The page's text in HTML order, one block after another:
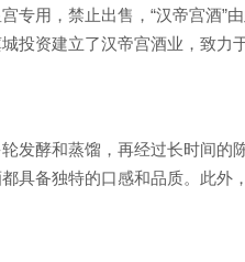
专用，禁止出售，“汉帝宫酒”
投资建立了汉帝宫酒业，致力
发酵和蒸馏，再经过长时间的
具备独特的口感和品质。此外